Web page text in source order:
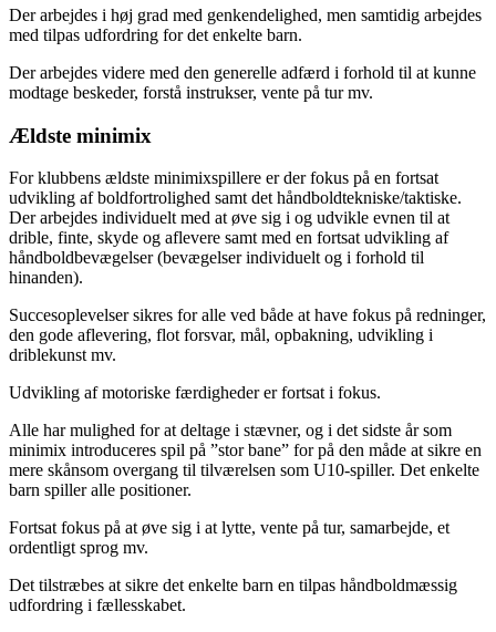
Der arbejdes i høj grad med genkendelighed, men samtidig arbejdes
med tilpas udfordring for det enkelte barn.
Der arbejdes videre med den generelle adfærd i forhold til at kunne
modtage beskeder, forstå instrukser, vente på tur mv.
Ældste minimix
For klubbens ældste minimixspillere er der fokus på en fortsat
udvikling af boldfortrolighed samt det håndboldtekniske/taktiske.
Der arbejdes individuelt med at øve sig i og udvikle evnen til at
drible, finte, skyde og aflevere samt med en fortsat udvikling af
håndboldbevægelser (bevægelser individuelt og i forhold til
hinanden).
Succesoplevelser sikres for alle ved både at have fokus på redninger,
den gode aflevering, flot forsvar, mål, opbakning, udvikling i
driblekunst mv.
Udvikling af motoriske færdigheder er fortsat i fokus.
Alle har mulighed for at deltage i stævner, og i det sidste år som
minimix introduceres spil på ”stor bane” for på den måde at sikre en
mere skånsom overgang til tilværelsen som U10-spiller. Det enkelte
barn spiller alle positioner.
Fortsat fokus på at øve sig i at lytte, vente på tur, samarbejde, et
ordentligt sprog mv.
Det tilstræbes at sikre det enkelte barn en tilpas håndboldmæssig
udfordring i fællesskabet.